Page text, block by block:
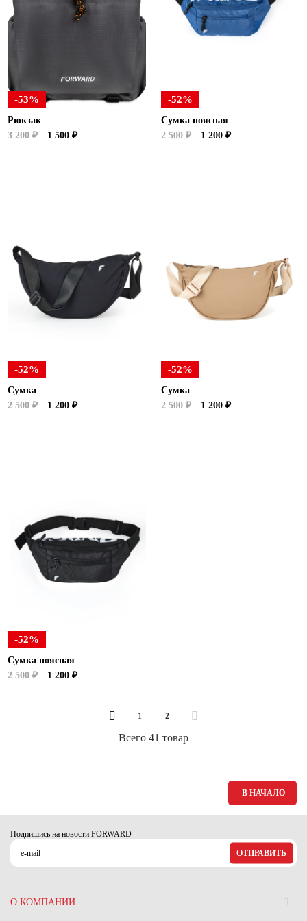
Новосибирская область (3)
Республика Крым (1)
Республика Татарстан (2)
Ростовская область (2)
Самарская область (1)
Тульская область (1)
Тюменская область (3)
Хакасия (1)
Ханты-Мансийский автономный округ (3)
Ямало-Ненецкий автономный округ (1)
Ярославская область (1)
-53%
Рюкзак
3 200 ₽
1 500 ₽
-52%
Сумка поясная
2 500 ₽
1 200 ₽
-52%
Сумка
2 500 ₽
1 200 ₽
-52%
Сумка
2 500 ₽
1 200 ₽
-52%
Сумка поясная
2 500 ₽
1 200 ₽
1 2
Всего 41 товар
В НАЧАЛО
Подпишись на новости FORWARD
ОТПРАВИТЬ
О КОМПАНИИ